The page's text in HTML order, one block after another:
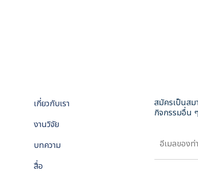
เกี่ยวกับเรา
งานวิจัย
บทความ
สื่อ
สมัครเป็นสม
กิจกรรมอื่น